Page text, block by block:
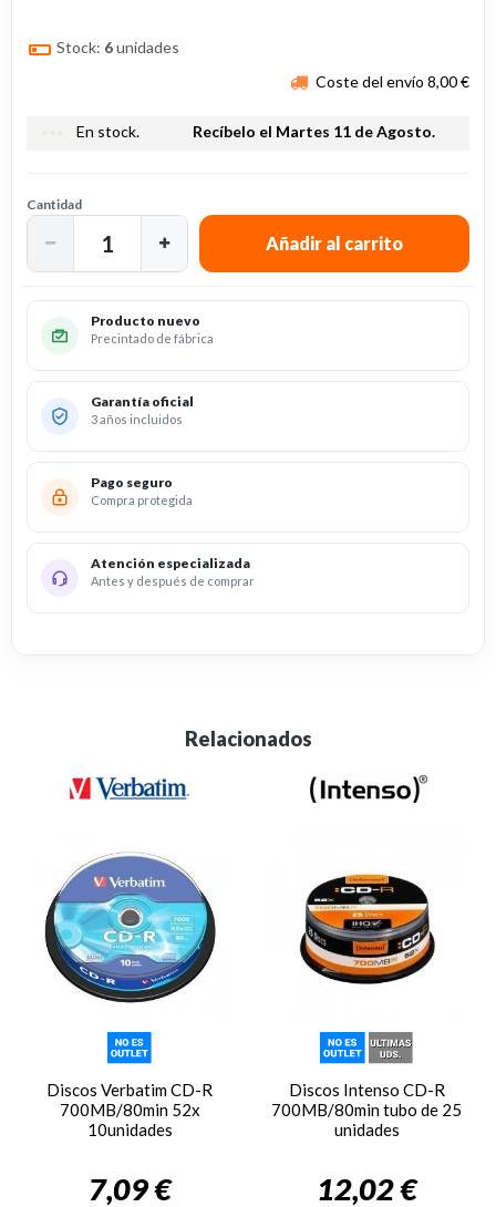
Stock: 6unidades
Coste del envío 8,00 €
more_horiz En stock. Recíbelo el Martes 11 de Agosto.
Cantidad
Producto nuevo
Precintado de fábrica
Garantía oficial
3 años incluidos
Pago seguro
Compra protegida
Atención especializada
Antes y después de comprar
Relacionados
Discos Verbatim CD-R
700MB/80min 52x
10unidades
7,09 €
Discos Intenso CD-R
700MB/80min tubo de 25
unidades
12,02 €